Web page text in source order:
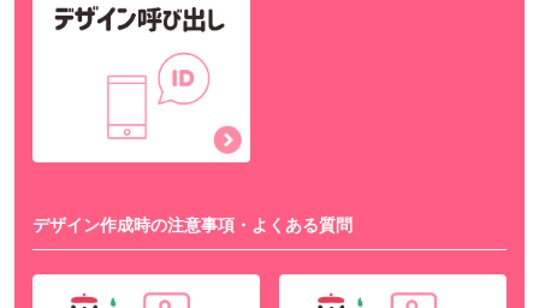
デザイン作成時の注意事項・よくある質問